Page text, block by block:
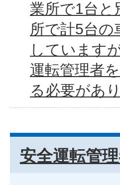
業所で1台と
所で計5台の
しています
運転管理者
る必要があ
安全運転管